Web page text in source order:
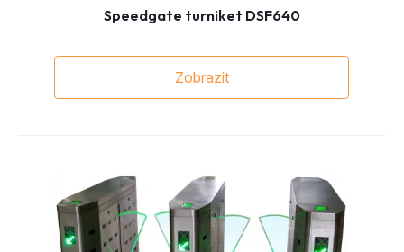
Speedgate turniket DSF640
Zobrazit